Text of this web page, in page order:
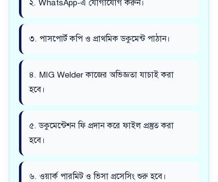
২. WhatsApp-এ যোগাযোগ করুন।
৩. পাসপোর্ট কপি ও প্রাথমিক ডকুমেন্ট পাঠান।
৪. MIG Welder কাজের অভিজ্ঞতা যাচাই করা
হবে।
৫. ডকুমেন্টেশন ফি প্রদান করে ফাইল প্রস্তুত করা
হবে।
৬. ওয়ার্ক পারমিট ও ভিসা প্রসেসিং শুরু হবে।